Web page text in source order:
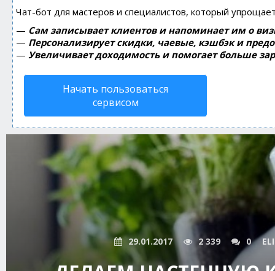
Чат-бот для мастеров и специалистов, который
— Сам записывает клиентов и напоминает им о
— Персонализирует скидки, чаевые, кэшбэк и
— Увеличивает доходимость и помогает больше
Начать пользоваться
сервисом
29.01.2017 2 339 0